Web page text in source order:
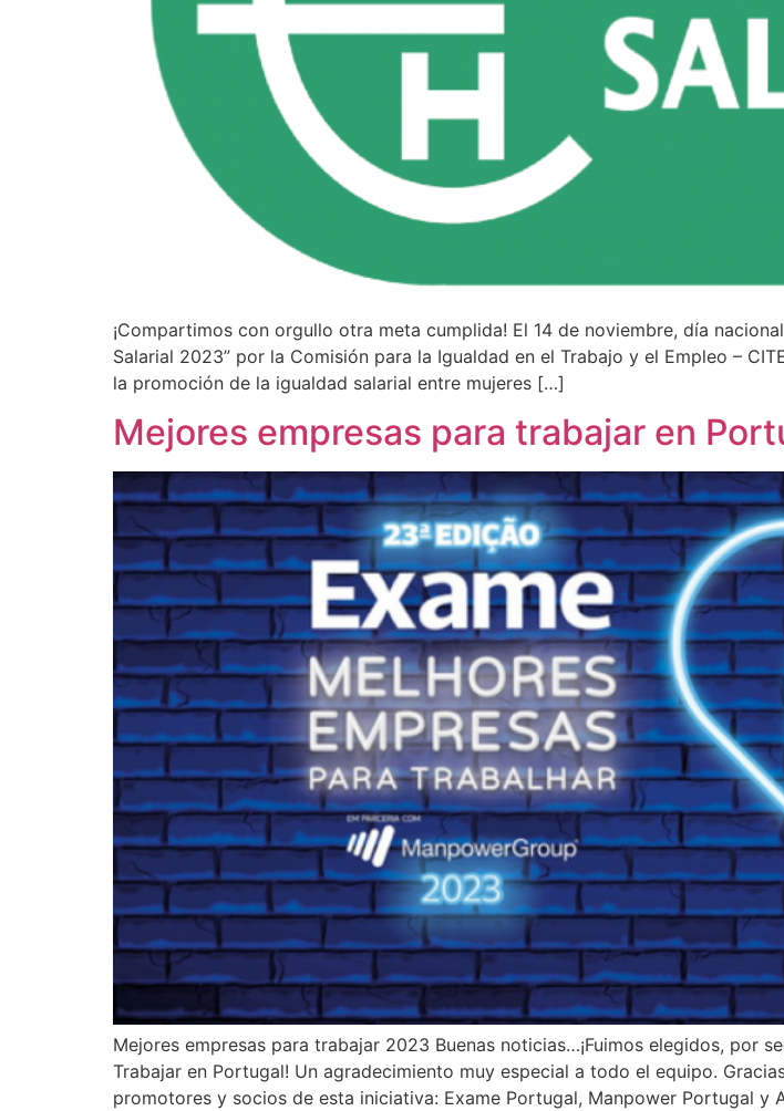
¡Compartimos con orgullo otra meta cumplida! El 14 de noviembre, día
Salarial 2023” por la Comisión para la Igualdad en el Trabajo y el Empleo –
la promoción de la igualdad salarial entre mujeres […]
Mejores empresas para trabajar en
Mejores empresas para trabajar 2023 Buenas noticias…¡Fuimos elegidos, por
Trabajar en Portugal! Un agradecimiento muy especial a todo el equipo.
promotores y socios de esta iniciativa: Exame Portugal, Manpower Portugal y